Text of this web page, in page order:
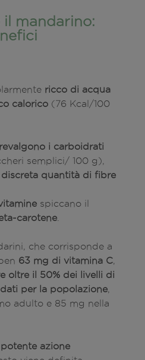
il mandarino:
ricco di acqua
calorico (76 Kcal/100
i carboidrati
semplici/ 100 g),
discreta quantità di fibre
spiccano il
carotene
che corrisponde a
63 mg di vitamina C
oltre il 50% dei livelli di
per la popolazione
adulto e 85 mg nella
potente azione